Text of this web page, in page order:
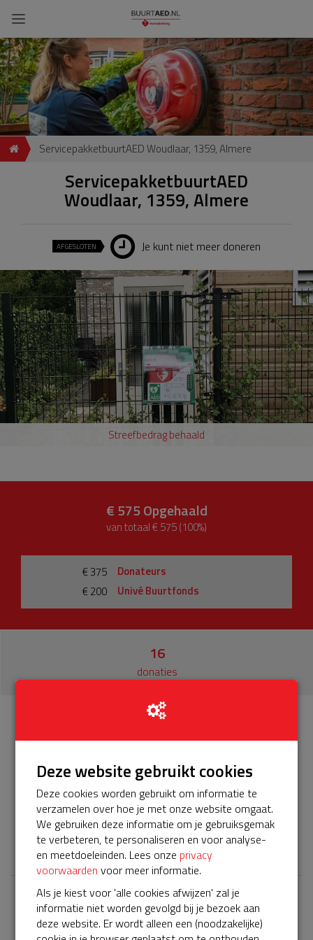
ServicepakketbuurtAED Woudlaar, 1359, Almere
ServicepakketbuurtAED
Woudlaar, 1359, Almere
AFGESLOTEN Je kunt niet meer doneren
Streefbedrag behaald
€ 575Opgehaald
van totaal € 575 (100%)
€ 375
Donateurs
€ 200
Univé Buurtfonds
16
donaties
Het servicepakket van onze BuurtAED verloopt bijna en
moet worden verlengd, zodat onze AED gebruiksklaar
blijft. Help je mee? Doneer voor ons servicepakket!
𝕏
Laatste donaties
Bekijk alle
Deze website gebruikt cookies
Deze cookies worden gebruikt om informatie te
verzamelen over hoe je met onze website omgaat.
We gebruiken deze informatie om je gebruiksgemak
te verbeteren, te personaliseren en voor analyse-
en meetdoeleinden. Lees onze privacy
voorwaarden voor meer informatie.
Als je kiest voor 'alle cookies afwijzen' zal je
informatie niet worden gevolgd bij je bezoek aan
deze website. Er wordt alleen een (noodzakelijke)